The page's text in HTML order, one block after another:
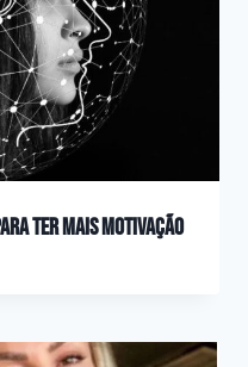
ter mais motivação